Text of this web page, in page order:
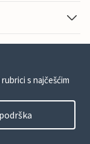
s najčešćim